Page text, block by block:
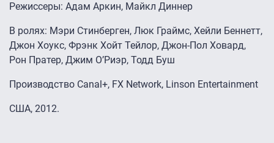
Режиссеры: Адам Аркин, Майкл Диннер
В ролях: Мэри Стинберген, Люк Граймс, Хейли Беннетт,
Джон Хоукс, Фрэнк Хойт Тейлор, Джон-Пол Ховард,
Рон Пратер, Джим О’Риэр, Тодд Буш
Производство Canal+, FX Network, Linson Entertainment
США, 2012.